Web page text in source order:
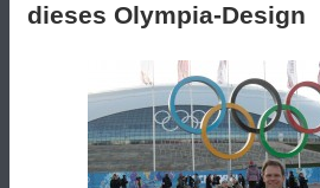
dieses Olympia-Design